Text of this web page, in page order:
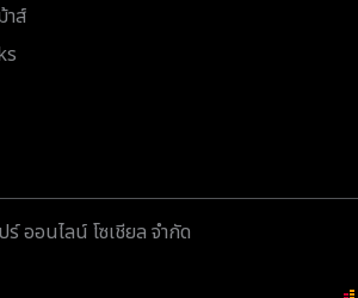
าส์
ออนไลน์ โซเชียล จำกัด